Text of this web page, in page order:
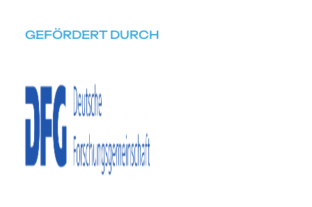
GEFÖRDERT DURCH